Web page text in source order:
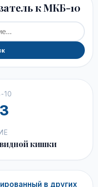
к МКБ-10
10
кишки
в других